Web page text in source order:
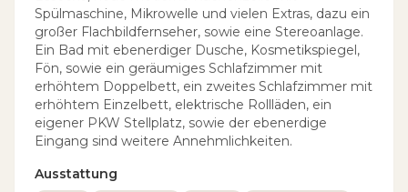
Spülmaschine, Mikrowelle und vielen Extras, dazu ein
großer Flachbildfernseher, sowie eine Stereoanlage.
Ein Bad mit ebenerdiger Dusche, Kosmetikspiegel,
Fön, sowie ein geräumiges Schlafzimmer mit
erhöhtem Doppelbett, ein zweites Schlafzimmer mit
erhöhtem Einzelbett, elektrische Rollläden, ein
eigener PKW Stellplatz, sowie der ebenerdige
Eingang sind weitere Annehmlichkeiten.
Ausstattung